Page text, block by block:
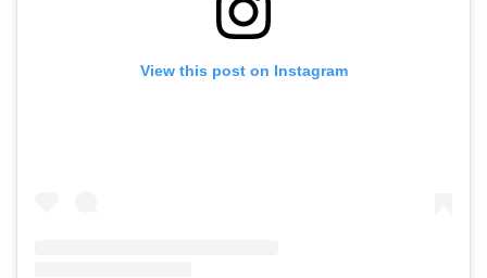
View this post on Instagram